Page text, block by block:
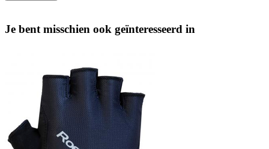
Je bent misschien ook geïnteresseerd in